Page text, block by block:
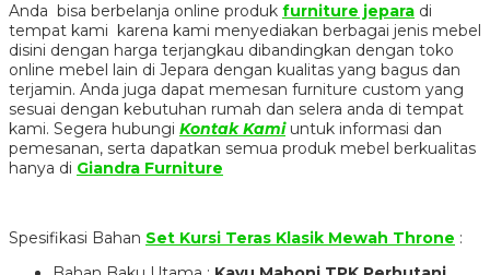
Anda bisa berbelanja online produk furniture jepara di
tempat kami karena kami menyediakan berbagai jenis mebel
disini dengan harga terjangkau dibandingkan dengan toko
online mebel lain di Jepara dengan kualitas yang bagus dan
terjamin. Anda juga dapat memesan furniture custom yang
sesuai dengan kebutuhan rumah dan selera anda di tempat
kami. Segera hubungi Kontak Kamiuntuk informasi dan
pemesanan, serta dapatkan semua produk mebel berkualitas
hanya di Giandra Furniture
Spesifikasi Bahan Set Kursi Teras Klasik Mewah Throne :